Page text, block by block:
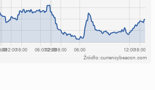
Źródło: currencybeacon.com